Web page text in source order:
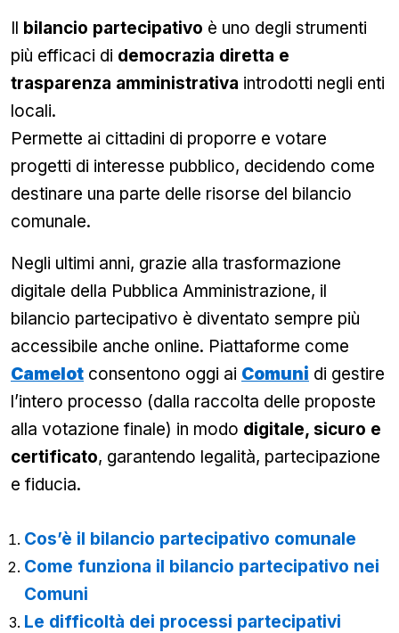
Il bilancio partecipativo è uno degli strumenti
più efficaci di democrazia diretta e
trasparenza amministrativa introdotti negli enti
locali.
Permette ai cittadini di proporre e votare
progetti di interesse pubblico, decidendo come
destinare una parte delle risorse del bilancio
comunale.
Negli ultimi anni, grazie alla trasformazione
digitale della Pubblica Amministrazione, il
bilancio partecipativo è diventato sempre più
accessibile anche online. Piattaforme come
Camelot consentono oggi ai Comuni di gestire
l’intero processo (dalla raccolta delle proposte
alla votazione finale) in modo digitale, sicuro e
certificato, garantendo legalità, partecipazione
e fiducia.
Cos’è il bilancio partecipativo comunale
Come funziona il bilancio partecipativo nei
Comuni
Le difficoltà dei processi partecipativi